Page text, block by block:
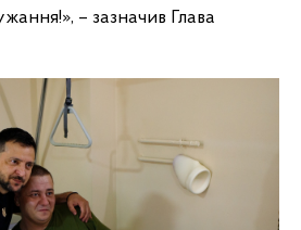
– зазначив Глава